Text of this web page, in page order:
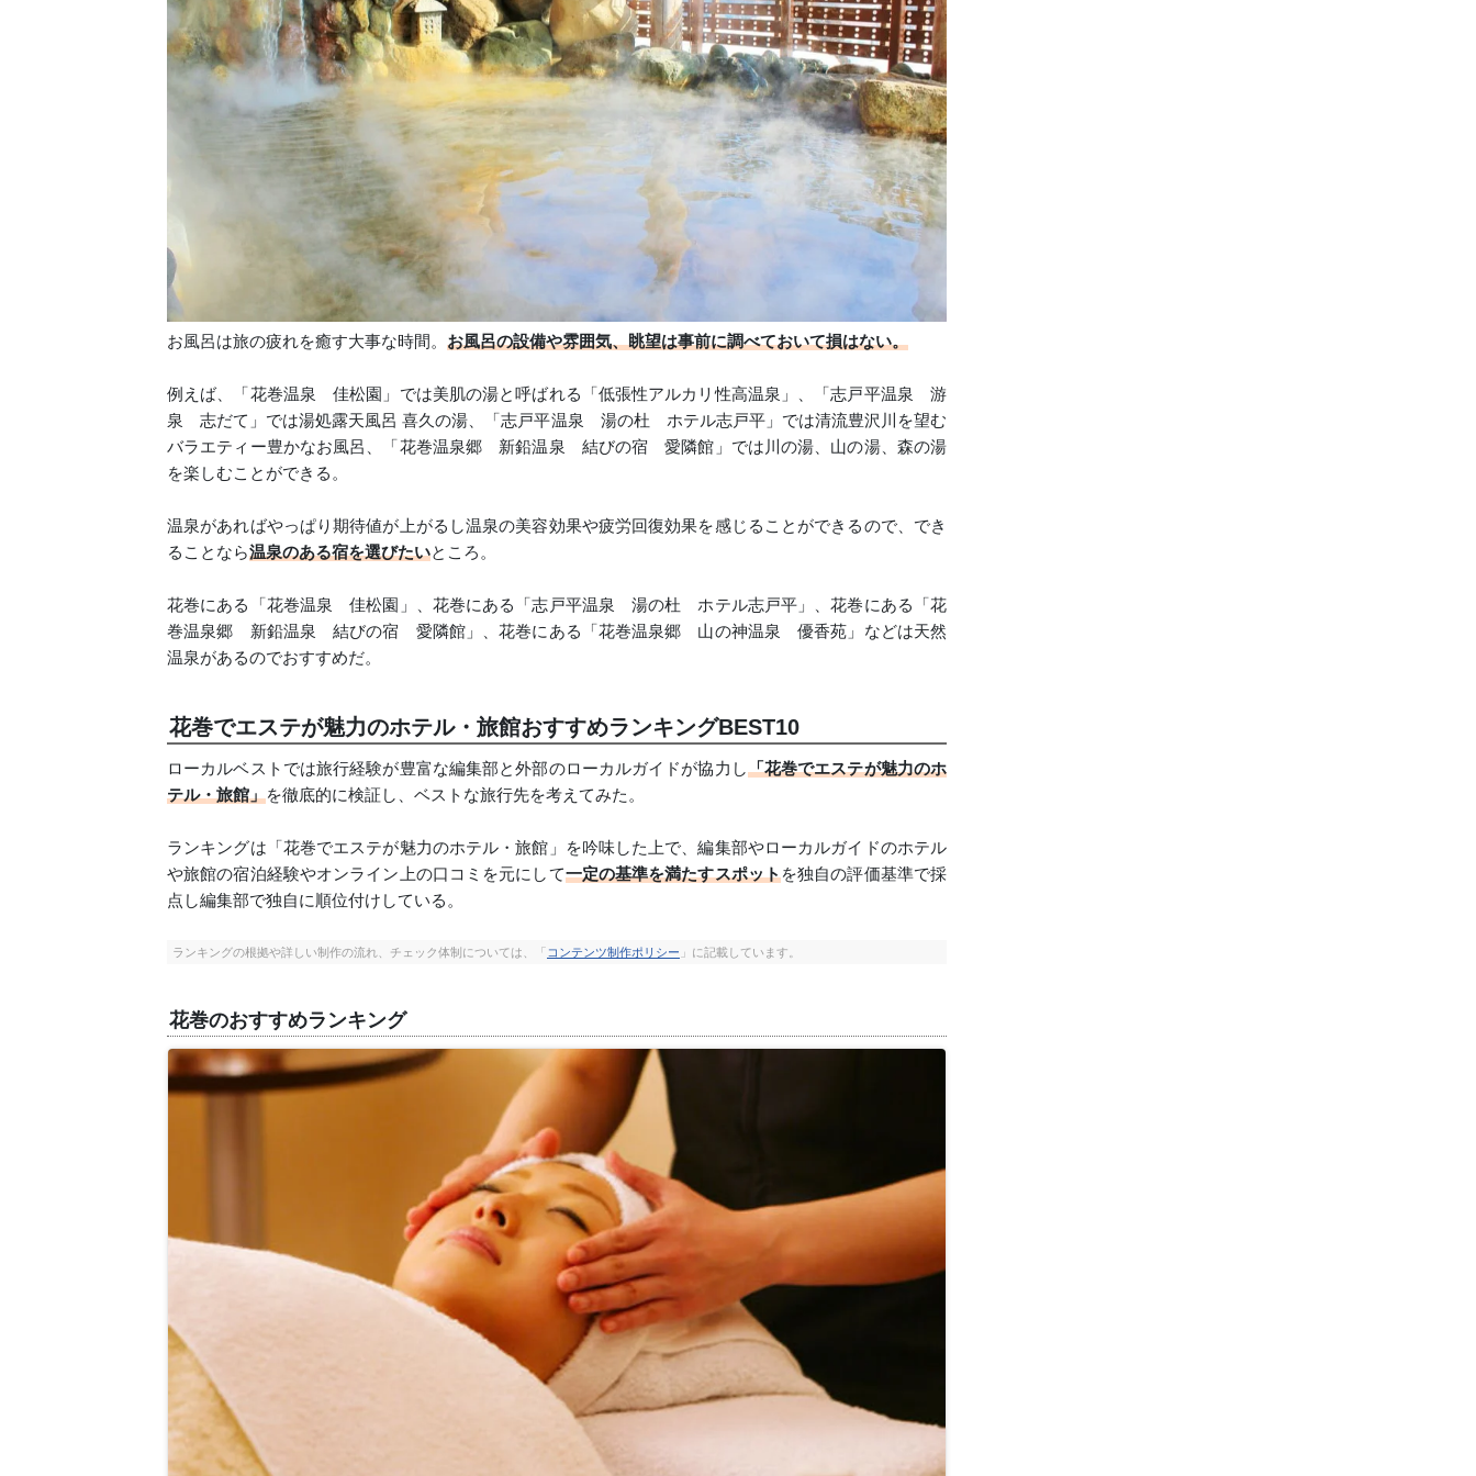
お風呂は旅の疲れを癒す大事な時間。 お風呂の設備や雰囲気、眺望は事前に調べておいて損はない。
例えば、「花巻温泉 佳松園」では美肌の湯と呼ばれる「低張性アルカリ性高温泉」、「志戸平温泉 游
泉 志だて」では湯処露天風呂 喜久の湯、「志戸平温泉 湯の杜 ホテル志戸平」では清流豊沢川を望む
バラエティー豊かなお風呂、「花巻温泉郷 新鉛温泉 結びの宿 愛隣館」では川の湯、山の湯、森の湯
を楽しむことができる。
温泉があればやっぱり期待値が上がるし温泉の美容効果や疲労回復効果を感じることができるので、でき
ることなら温泉のある宿を選びたいところ。
花巻にある「花巻温泉 佳松園」、花巻にある「志戸平温泉 湯の杜 ホテル志戸平」、花巻にある「花
巻温泉郷 新鉛温泉 結びの宿 愛隣館」、花巻にある「花巻温泉郷 山の神温泉 優香苑」などは天然
温泉があるのでおすすめだ。
花巻でエステが魅力のホテル・旅館おすすめランキングBEST10
ローカルベストでは旅行経験が豊富な編集部と外部のローカルガイドが協力し「花巻でエステが魅力のホ
テル・旅館」を徹底的に検証し、ベストな旅行先を考えてみた。
ランキングは「花巻でエステが魅力のホテル・旅館」を吟味した上で、編集部やローカルガイドのホテル
や旅館の宿泊経験やオンライン上の口コミを元にして一定の基準を満たすスポットを独自の評価基準で採
点し編集部で独自に順位付けしている。
ランキングの根拠や詳しい制作の流れ、チェック体制については、「 コンテンツ制作ポリシー 」に記載しています。
花巻のおすすめランキング